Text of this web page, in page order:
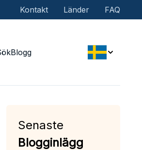
Kontakt Länder FAQ
Blogg
Senaste
Blogginlägg